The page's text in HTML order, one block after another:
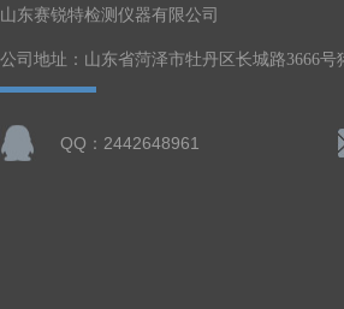
山东赛锐特检测仪器有限公司
公司地址：山东省菏泽市牡丹区长城路3666
QQ：2442648961